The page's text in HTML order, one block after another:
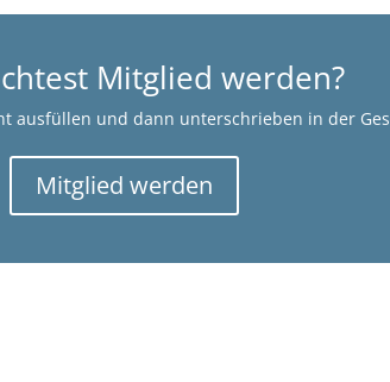
Mitglied werden?
und dann unterschrieben in der
Mitglied werden